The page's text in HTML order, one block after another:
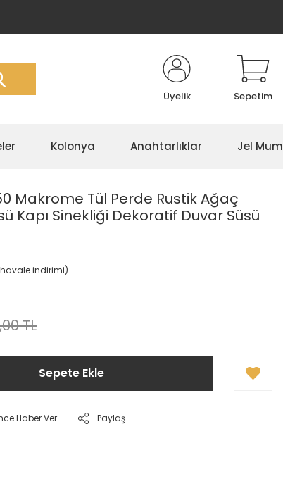
Üyelik Sepetim
Kolonya Anahtarlıklar Jel
Makrome Tül Perde Rustik Ağaç
Kapı Sinekliği Dekoratif Duvar Süsü
havale indirimi)
TL
Sepete Ekle
Haber Ver Paylaş